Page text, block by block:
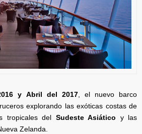
y Abril del 2017, el nuevo barco
explorando las exóticas costas de
tropicales del Sudeste Asiático y las
Zelanda.